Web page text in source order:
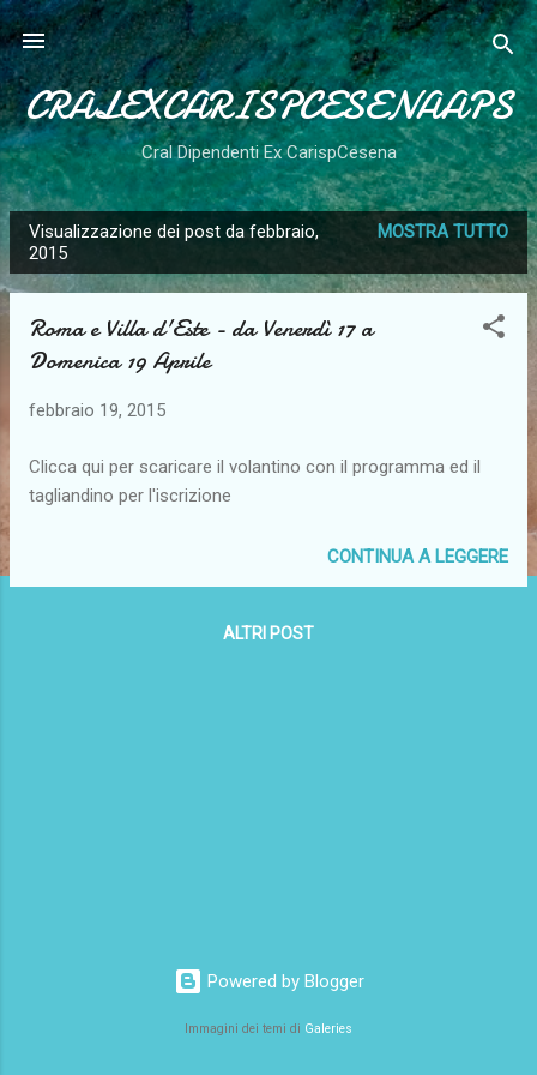
Passa ai contenuti principali
CRALEXCARISPCESENAAPS
Cral Dipendenti Ex CarispCesena
o
Visualizzazione dei post da febbraio,
2015
MOSTRA TUTTO
Roma e Villa d'Este - da Venerdì 17 a
Domenica 19 Aprile
febbraio 19, 2015
Clicca qui per scaricare il volantino con il programma ed il
tagliandino per l'iscrizione
CONTINUA A LEGGERE
ALTRI POST
Powered by Blogger
Immagini dei temi di Galeries